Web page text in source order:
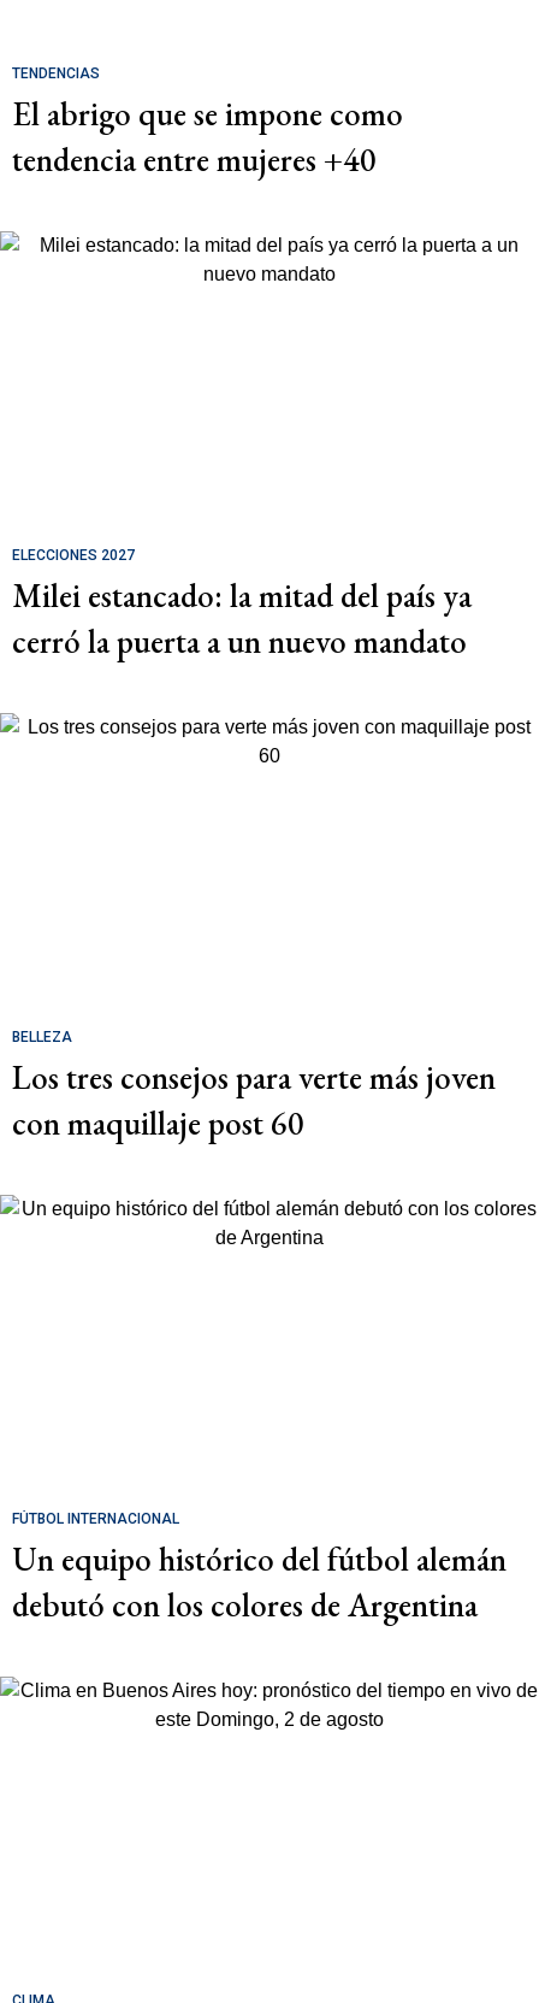
TENDENCIAS
El abrigo que se impone como
tendencia entre mujeres +40
ELECCIONES 2027
Milei estancado: la mitad del país ya
cerró la puerta a un nuevo mandato
BELLEZA
Los tres consejos para verte más joven
con maquillaje post 60
FÚTBOL INTERNACIONAL
Un equipo histórico del fútbol alemán
debutó con los colores de Argentina